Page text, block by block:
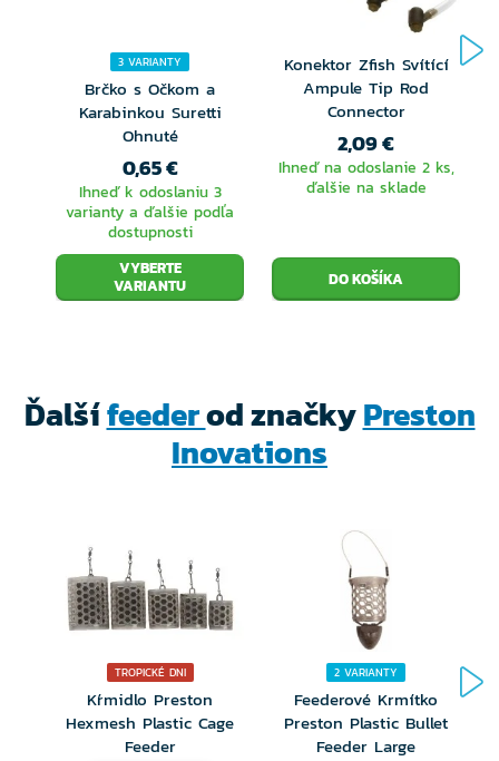
3 VARIANTY
Brčko s Očkom a
Karabinkou Suretti
Ohnuté
0,65 €
Ihneď k odoslaniu 3
varianty a ďalšie podľa
dostupnosti
VYBERTE
VARIANTU
Konektor Zfish Svítící
Ampule Tip Rod
Connector
2,09 €
Ihneď na odoslanie 2 ks,
ďalšie na sklade
Ďalšífeederod značkyPreston
Inovations
TROPICKÉ DNI
Kŕmidlo Preston
Hexmesh Plastic Cage
Feeder
2 VARIANTY
Feederové Krmítko
Preston Plastic Bullet
Feeder Large